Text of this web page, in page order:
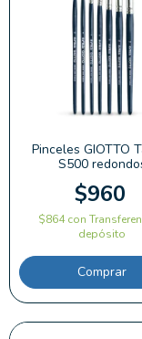
Pinceles GIOTTO
S500
$960
$864con
depósito
Comprar